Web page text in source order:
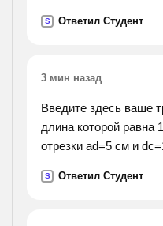
S Ответил Студент
3 мин назад
Введите здесь ваше
длина которой равна
отрезки аd=5 см и
S Ответил Студент